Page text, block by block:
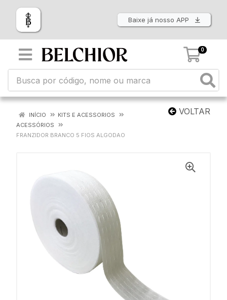
Baixe já nosso APP
0
VOLTAR
INÍCIO
KITS E ACESSORIOS
ACESSÓRIOS
FRANZIDOR BRANCO 5 FIOS ALGODAO